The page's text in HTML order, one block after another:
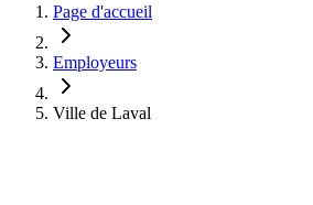
Page d'accueil
Employeurs
Ville de Laval